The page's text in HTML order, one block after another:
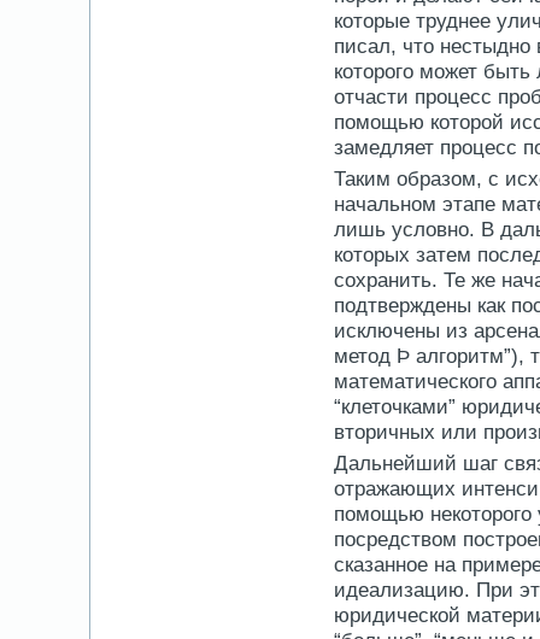
которые труднее
писал, что
которого может быть
отчасти процесс
помощью которой
замедляет процесс
Таким образом, с
начальном этапе
лишь условно. В
которых затем
сохранить. Те же
подтверждены как
исключены из
метод Þ алгоритм”),
математического
“клеточками”
вторичных или
Дальнейший шаг
отражающих
помощью некоторого
посредством
сказанное на
идеализацию. При
юридической